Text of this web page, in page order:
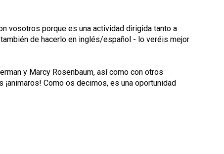
vosotros porque es una actividad dirigida tanto a
de hacerlo en inglés/español - lo veréis mejor
y Marcy Rosenbaum, así como con otros
Como os decimos, es una oportunidad